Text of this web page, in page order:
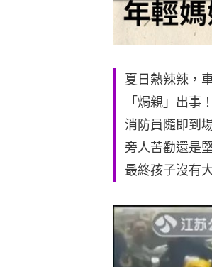
夏日熱辣辣，
「焗親」出事
消防員隨即到
旁人苦勸還是
最終孩子沒有